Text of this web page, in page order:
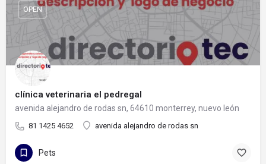
clínica veterinaria el pedregal
avenida alejandro de rodas sn, 64610 monterrey, nuevo león
81 1425 4652 avenida alejandro de rodas sn
OPEN
Pets